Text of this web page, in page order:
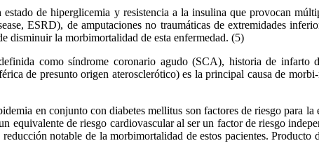
de hiperglicemia y resistencia a la insulina que provocan
ESRD), de amputaciones no traumáticas de extremidades
disminuir la morbimortalidad de esta enfermedad. (5)
como síndrome coronario agudo (SCA), historia de
de presunto origen aterosclerótico) es la principal causa de
en conjunto con diabetes mellitus son factores de riesgo para
equivalente de riesgo cardiovascular al ser un factor de riesgo
notable de la morbimortalidad de estos pacientes.